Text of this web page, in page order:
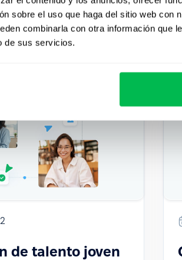
sobre el uso que haga del sitio web con
combinarla con otra información que
de sus servicios.
de talento joven